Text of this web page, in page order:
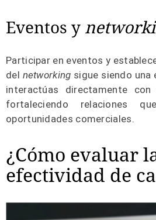
Eventos y
Participar en eventos y
del networking sigue siendo
interactúas directamente con
fortaleciendo relaciones
oportunidades comerciales.
¿Cómo evaluar
efectividad de